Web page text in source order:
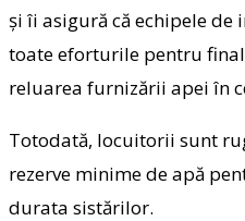
și îi asigură că echipele de
toate eforturile pentru
reluarea furnizării apei în
Totodată, locuitorii sunt
rezerve minime de apă
durata sistărilor.